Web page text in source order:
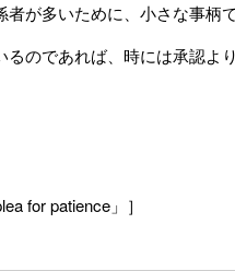
が多いために、小さな事柄
のであれば、時には承認よ
for patience」］